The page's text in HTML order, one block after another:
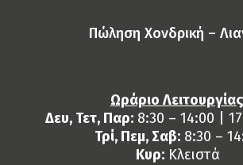
Πώληση Χονδρική –
Ωράριο
Δευ, Τετ, Παρ: 8:30 – 14:00 |
Τρί, Πεμ, Σαβ: 8:30 –
Κυρ: Κλειστά